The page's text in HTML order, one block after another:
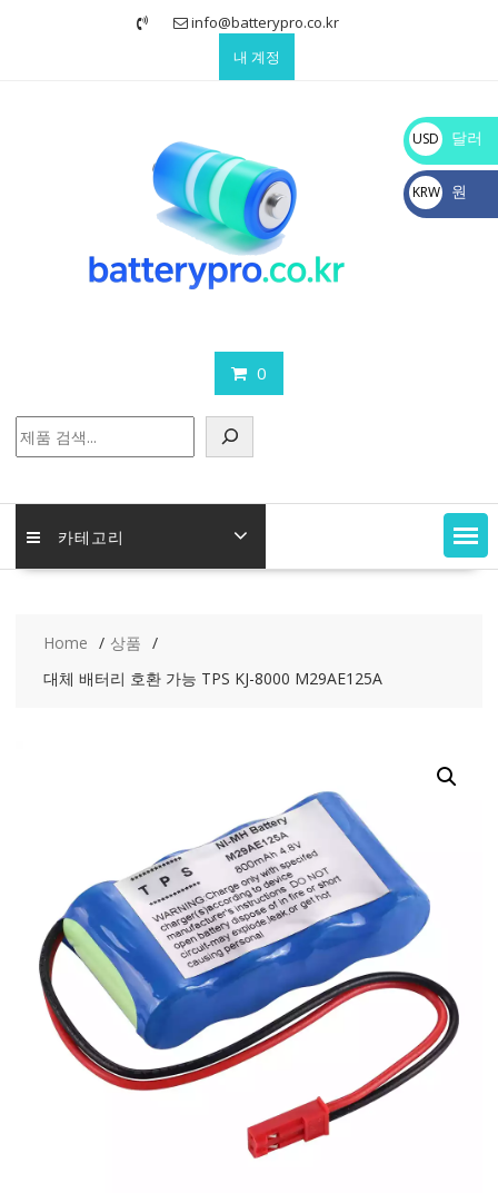
info@batterypro.co.kr
내 계정
0
색
카테고리
Home
상품
대체 배터리 호환 가능 TPS KJ-8000 M29AE125A
USD
$
달러
KRW
₩
원